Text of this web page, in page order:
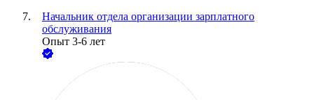
Начальник отдела организации зарплатного
обслуживания
Опыт 3-6 лет